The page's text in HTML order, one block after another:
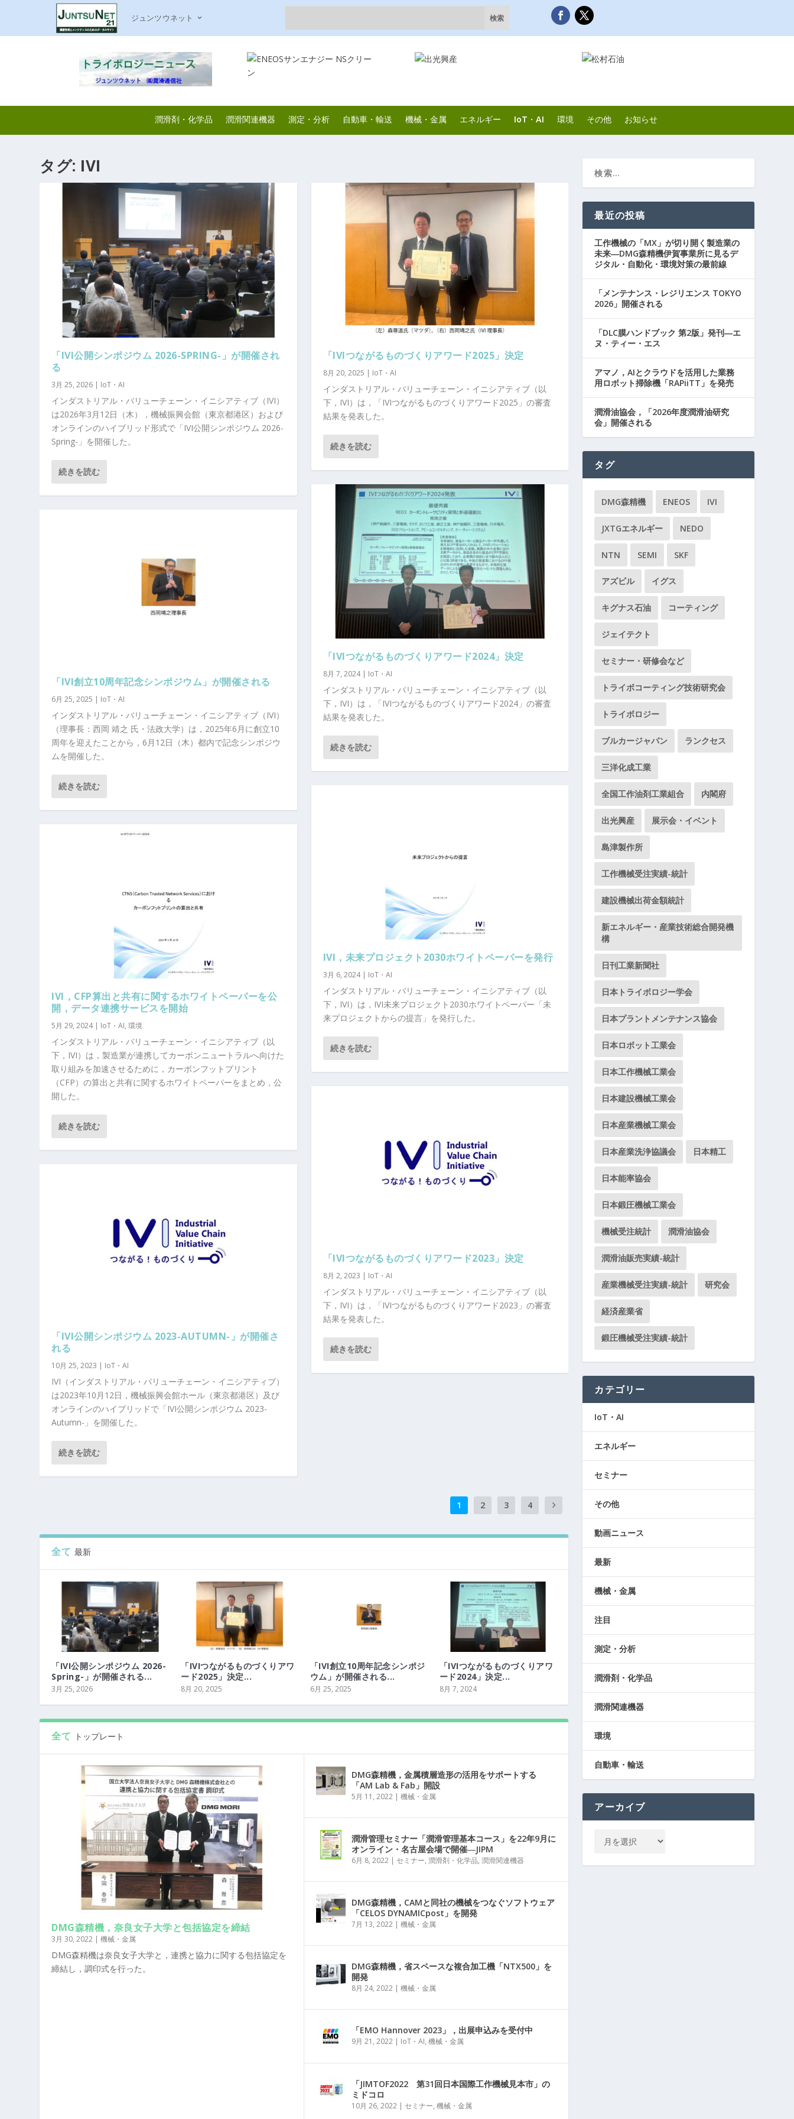
ジュンツウネット
潤滑剤・化学品 潤滑関連機器 測定・分析 自動車・輸送 機械・金属 エネルギー IoT・AI 環境 その他 お知らせ
タグ: IVI
「IVI公開シンポジウム 2026-SPRING-」が開催され
る
3月 25, 2026 | IoT・AI
インダストリアル・バリューチェーン・イニシアティブ（IVI）
は2026年3月12日（木），機械振興会館（東京都港区）および
オンラインのハイブリッド形式で「IVI公開シンポジウム 2026-
Spring-」を開催した。
続きを読む
「IVI創立10周年記念シンポジウム」が開催される
6月 25, 2025 | IoT・AI
インダストリアル・バリューチェーン・イニシアティブ（IVI）
（理事長：西岡 靖之 氏・法政大学）は，2025年6月に創立10
周年を迎えたことから，6月12日（木）都内で記念シンポジウ
ムを開催した。
続きを読む
IVI，CFP算出と共有に関するホワイトペーパーを公
開，データ連携サービスを開始
5月 29, 2024| IoT・AI,環境
インダストリアル・バリューチェーン・イニシアティブ（以
下，IVI）は，製造業が連携してカーボンニュートラルへ向けた
取り組みを加速させるために，カーボンフットプリント
（CFP）の算出と共有に関するホワイトペーパーをまとめ，公
開した。
続きを読む
「IVI公開シンポジウム 2023-AUTUMN-」が開催さ
れる
10月 25, 2023 | IoT・AI
IVI（インダストリアル・バリューチェーン・イニシアティブ）
は2023年10月12日，機械振興会館ホール（東京都港区）及び
オンラインのハイブリッドで「IVI公開シンポジウム 2023-
Autumn-」を開催した。
続きを読む
「IVIつながるものづくりアワード2025」決定
8月 20, 2025 | IoT・AI
インダストリアル・バリューチェーン・イニシアティブ（以
下，IVI）は，「IVIつながるものづくりアワード2025」の審査
結果を発表した。
続きを読む
「IVIつながるものづくりアワード2024」決定
8月 7, 2024| IoT・AI
インダストリアル・バリューチェーン・イニシアティブ（以
下，IVI）は，「IVIつながるものづくりアワード2024」の審査
結果を発表した。
続きを読む
IVI，未来プロジェクト2030ホワイトペーパーを発行
3月 6, 2024| IoT・AI
インダストリアル・バリューチェーン・イニシアティブ（以
下，IVI）は，IVI未来プロジェクト2030ホワイトペーパー「未
来プロジェクトからの提言」を発行した。
続きを読む
「IVIつながるものづくりアワード2023」決定
8月 2, 2023 | IoT・AI
インダストリアル・バリューチェーン・イニシアティブ（以
下，IVI）は，「IVIつながるものづくりアワード2023」の審査
結果を発表した。
続きを読む
1 2 3 4
全て 最新
「IVI公開シンポジウム 2026-
Spring-」が開催される...
3月 25, 2026
「IVIつながるものづくりアワ
ード2025」決定...
8月 20, 2025
「IVI創立10周年記念シンポジ
ウム」が開催される...
6月 25, 2025
「IVIつながるものづくりアワ
ード2024」決定...
8月 7, 2024
全て トップレート
DMG森精機，奈良女子大学と包括協定を締結
3月 30, 2022 |機械・金属
DMG森精機は奈良女子大学と，連携と協力に関する包括協定を
締結し，調印式を行った。
DMG森精機，金属積層造形の活用をサポートする
「AM Lab & Fab」開設
5月 11, 2022| 機械・金属
潤滑管理セミナー「潤滑管理基本コース」を22年9月に
オンライン・名古屋会場で開催―JIPM
6月 8, 2022| セミナー, 潤滑剤・化学品, 潤滑関連機器
DMG森精機，CAMと同社の機械をつなぐソフトウェア
「CELOS DYNAMICpost」を開発
7月 13, 2022| 機械・金属
DMG森精機，省スペースな複合加工機「NTX500」を
開発
8月 24, 2022| 機械・金属
「EMO Hannover 2023」，出展申込みを受付中
9月 21, 2022| IoT・AI, 機械・金属
「JIMTOF2022 第31回日本国際工作機械見本市」の
ミドコロ
10月 26, 2022| セミナー, 機械・金属
最近の投稿
工作機械の「MX」が切り開く製造業の
未来―DMG森精機伊賀事業所に見るデ
ジタル・自動化・環境対策の最前線
「メンテナンス・レジリエンス TOKYO
2026」開催される
「DLC膜ハンドブック 第2版」発刊―エ
ヌ・ティー・エス
アマノ，AIとクラウドを活用した業務
用ロボット掃除機「RAPiiTT」を発売
潤滑油協会，「2026年度潤滑油研究
会」開催される
タグ
DMG森精機 ENEOS IVI
JXTGエネルギー NEDO
NTN SEMI SKF
アズビル イグス
キグナス石油 コーティング
ジェイテクト
セミナー・研修会など
トライボコーティング技術研究会
トライボロジー
ブルカージャパン ランクセス
三洋化成工業
全国工作油剤工業組合 内閣府
出光興産 展示会・イベント
島津製作所
工作機械受注実績-統計
建設機械出荷金額統計
新エネルギー・産業技術総合開発機
構
日刊工業新聞社
日本トライボロジー学会
日本プラントメンテナンス協会
日本ロボット工業会
日本工作機械工業会
日本建設機械工業会
日本産業機械工業会
日本産業洗浄協議会 日本精工
日本能率協会
日本鍛圧機械工業会
機械受注統計 潤滑油協会
潤滑油販売実績-統計
産業機械受注実績-統計 研究会
経済産業省
鍛圧機械受注実績-統計
カテゴリー
IoT・AI
エネルギー
セミナー
その他
動画ニュース
最新
機械・金属
注目
測定・分析
潤滑剤・化学品
潤滑関連機器
環境
自動車・輸送
アーカイブ